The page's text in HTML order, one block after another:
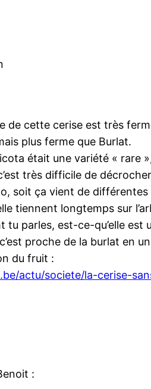
de cette cerise est très
plus ferme que Burlat.
était une variété « rare
très difficile de
soit ça vient de différentes
tiennent longtemps sur
tu parles, est-ce-qu’elle est
proche de la burlat en
du fruit :
actu/societe/la-cerise-
: